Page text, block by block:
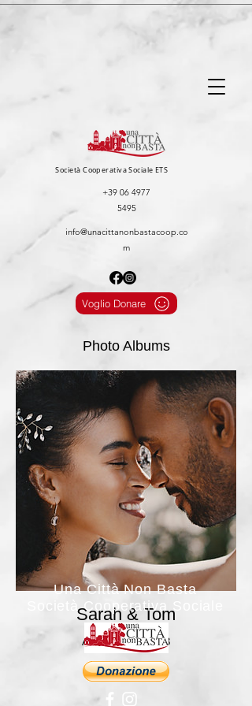
Società Cooperativa Sociale ETS
+39 06 4977
5495
info@unacittanonbastacoop.co
m
Voglio Donare
Photo Albums
Sarah & Tom
April 28th, 2023
Una Città Non Basta
Società Cooperativa Sociale